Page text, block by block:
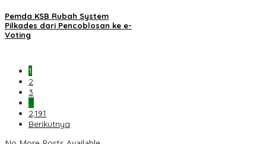
Pemda KSB Rubah System
Pilkades dari Pencoblosan ke e-
Voting
1
2
3
…
2,191
Berikutnya